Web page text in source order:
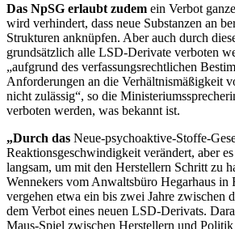
Das NpSG erlaubt zudem ein Verbot
wird verhindert, dass neue Substanzen an
Strukturen anknüpfen. Aber auch durch
grundsätzlich alle LSD-Derivate verboten
„aufgrund des verfassungsrechtlichen
Anforderungen an die Verhältnismäßigkeit
nicht zulässig“, so die
verboten werden, was bekannt ist.
„Durch das Neue-psychoaktive-Stoffe-­
Reaktionsgeschwindigkeit verändert, aber
langsam, um mit den Herstellern Schritt zu
Wennekers vom Anwaltsbüro Hegarhaus in
vergehen etwa ein bis zwei Jahre zwischen
dem Verbot eines neuen LSD-Derivats.
Maus-Spiel zwischen Herstellern und Politik